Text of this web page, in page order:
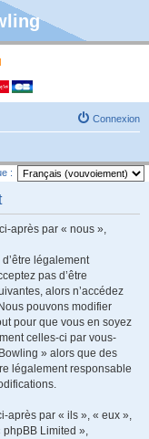
Connexion
:
après par « nous »,
légalement
pas d’être
alors n’accédez
pouvons modifier
pour que vous en soyez
celles-ci par vous-
» alors que des
légalement responsable
après par « ils », « eux »,
phpBB Limited »,